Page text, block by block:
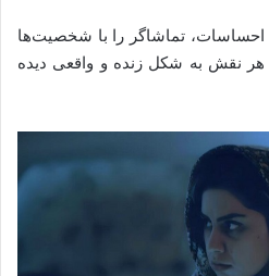
احساسات، تماشاگر را با شخصیت‌ها
نقش به شکل زنده و واقعی دیده